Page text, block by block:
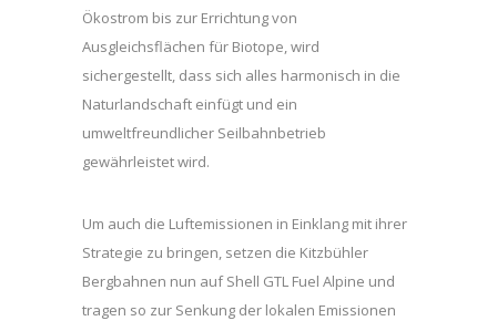
Ökostrom bis zur Errichtung von
Ausgleichsflächen für Biotope, wird
sichergestellt, dass sich alles harmonisch in die
Naturlandschaft einfügt und ein
umweltfreundlicher Seilbahnbetrieb
gewährleistet wird.
Um auch die Luftemissionen in Einklang mit ihrer
Strategie zu bringen, setzen die Kitzbühler
Bergbahnen nun auf Shell GTL Fuel Alpine und
tragen so zur Senkung der lokalen Emissionen